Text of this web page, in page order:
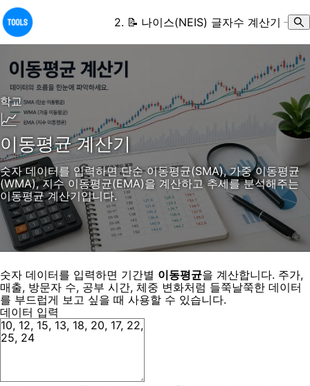
2. 📝 나이스(NEIS) 글자수 계산기 –
학교
📈
이동평균 계산기
숫자 데이터를 입력하면 단순 이동평균(SMA), 가중 이동평균
(WMA), 지수 이동평균(EMA)을 계산하고 추세를 분석해주는
이동평균 계산기입니다.
숫자 데이터를 입력하면 기간별 이동평균을 계산합니다. 주가,
매출, 방문자 수, 공부 시간, 체중 변화처럼 들쭉날쭉한 데이터
를 부드럽게 보고 싶을 때 사용할 수 있습니다.
데이터 입력